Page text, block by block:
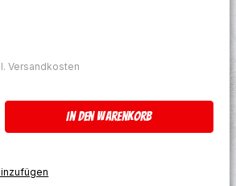
Versandkosten
Gib den
In den Warenkorb